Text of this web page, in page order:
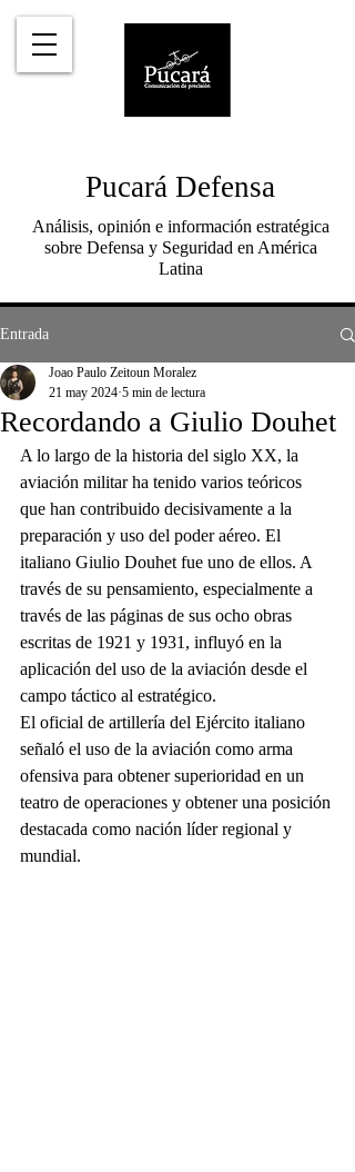
Pucará Defensa
Análisis, opinión e información estratégica
sobre Defensa y Seguridad en América
Latina
Entrada
Recordando a Giulio Douhet
Joao Paulo Zeitoun Moralez
21 may 2024 5 min de lectura
A lo largo de la historia del siglo XX, la
aviación militar ha tenido varios teóricos
que han contribuido decisivamente a la
preparación y uso del poder aéreo. El
italiano Giulio Douhet fue uno de ellos. A
través de su pensamiento, especialmente a
través de las páginas de sus ocho obras
escritas de 1921 y 1931, influyó en la
aplicación del uso de la aviación desde el
campo táctico al estratégico.
El oficial de artillería del Ejército italiano
señaló el uso de la aviación como arma
ofensiva para obtener superioridad en un
teatro de operaciones y obtener una posición
destacada como nación líder regional y
mundial.